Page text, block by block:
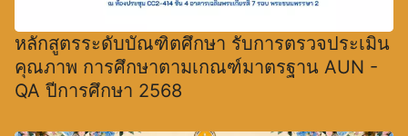
หลักสูตรระดับบัณฑิตศึกษา รับการตรวจประเมิน
คุณภาพ การศึกษาตามเกณฑ์มาตรฐาน AUN -
QA ปีการศึกษา 2568